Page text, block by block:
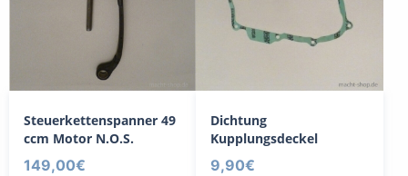
Steuerkettenspanner 49
ccm Motor N.O.S.
149,00€
Dichtung
Kupplungsdeckel
9,90€